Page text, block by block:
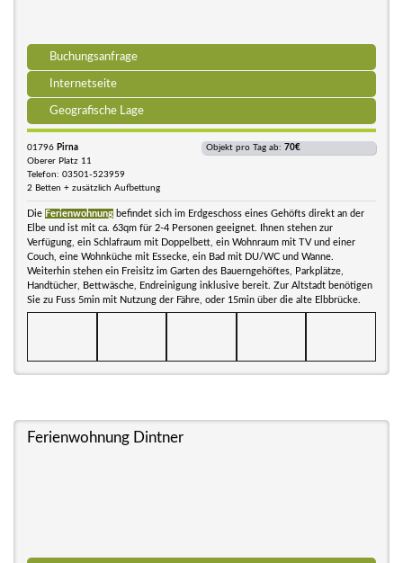
Buchungsanfrage
Internetseite
Geografische Lage
01796 Pirna
Oberer Platz 11
Telefon: 03501-523959
2 Betten + zusätzlich Aufbettung
Objekt pro Tag ab: 70€
Die Ferienwohnung befindet sich im Erdgeschoss eines Gehöfts direkt an der
Elbe und ist mit ca. 63qm für 2-4 Personen geeignet. Ihnen stehen zur
Verfügung, ein Schlafraum mit Doppelbett, ein Wohnraum mit TV und einer
Couch, eine Wohnküche mit Essecke, ein Bad mit DU/WC und Wanne.
Weiterhin stehen ein Freisitz im Garten des Bauerngehöftes, Parkplätze,
Handtücher, Bettwäsche, Endreinigung inklusive bereit. Zur Altstadt benötigen
Sie zu Fuss 5min mit Nutzung der Fähre, oder 15min über die alte Elbbrücke.
Ferienwohnung Dintner